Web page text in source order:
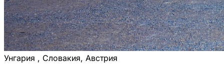
Унгария , Словакия, Австрия